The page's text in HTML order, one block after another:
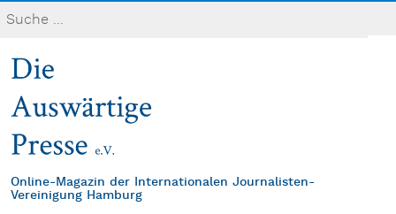
Online-Magazin der Internationalen Journalisten-
Vereinigung Hamburg